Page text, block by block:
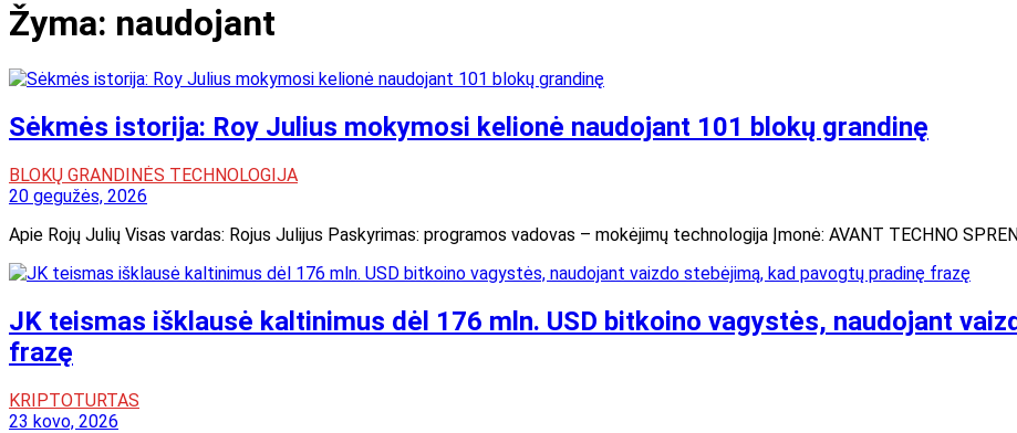
Žyma: naudojant
Sėkmės istorija: Roy Julius mokymosi kelionė naudojant 101 blokų grandinę
BLOKŲ GRANDINĖS TECHNOLOGIJA
20 gegužės, 2026
Apie Rojų Julių Visas vardas: Rojus Julijus Paskyrimas: programos vadovas – mokėjimų technologija Įmonė: AVANT TECHNO
JK teismas išklausė kaltinimus dėl 176 mln. USD bitkoino vagystės, naudojant
frazę
KRIPTOTURTAS
23 kovo, 2026